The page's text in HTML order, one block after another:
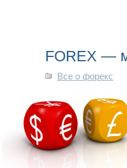
FOREX —
Все о форекс